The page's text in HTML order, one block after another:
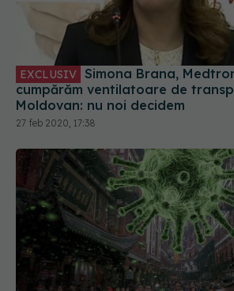
EXCLUSIV
cumpărăm ventilatoare de
Moldovan: nu noi decidem
27 feb 2020, 17:38